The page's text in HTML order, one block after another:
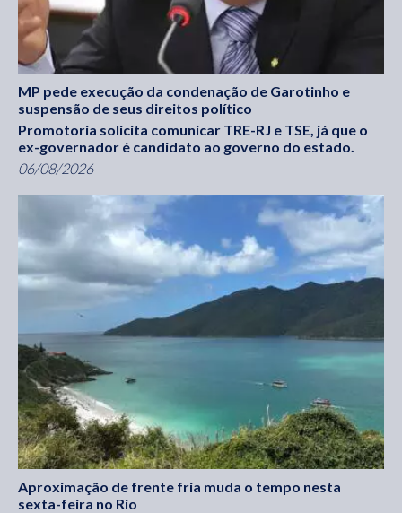
MP pede execução da condenação de Garotinho e
suspensão de seus direitos político
Promotoria solicita comunicar TRE-RJ e TSE, já que o
ex-governador é candidato ao governo do estado.
06/08/2026
Aproximação de frente fria muda o tempo nesta
sexta-feira no Rio